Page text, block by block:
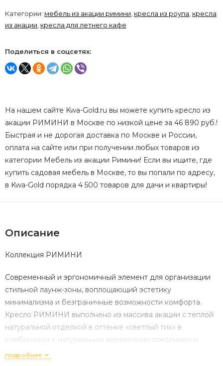
Категории: мебель из акации римини, кресла из роупа, кресла
из акации, кресла для летнего кафе
Поделиться в соцсетях:
На нашем сайте Kwa-Gold.ru вы можете купить кресло из
акации РИМИНИ в Москве по низкой цене за 46 890 руб.!
Быстрая и не дорогая доставка по Москве и России,
оплата на сайте или при получении любых товаров из
категории Мебель из акации Римини! Если вы ищите, где
купить садовая мебель в Москве, то вы попали по адресу,
в Kwa-Gold порядка 4 500 товаров для дачи и квартиры!
Описание
Коллекция РИМИНИ
Современный и эргономичный элемент для организации
стильной лаунж-зоны, воплощающий эстетику
минимализма и безграничные возможности комфорта.
Кресло РИМИНИ выполнено из массива акации с теплой
натуральной отделкой в оттенке «светлый тик» в
комбинации с натуральным веревочным плетением и
дополнено мягкой подушкой из ткани Олефин, создавая
подробнее